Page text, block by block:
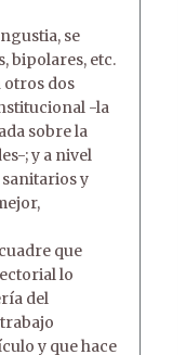
se
bipolares, etc.
otros dos
-la
sobre la
; y a nivel
y
que
lo
del
y que hace